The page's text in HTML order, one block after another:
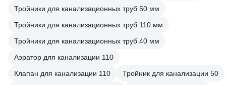
Тройники для канализационных труб 50 мм
Тройники для канализационных труб 110 мм
Тройники для канализационных труб 40 мм
Аэратор для канализации 110
Клапан для канализации 110
Тройник для канализации 50